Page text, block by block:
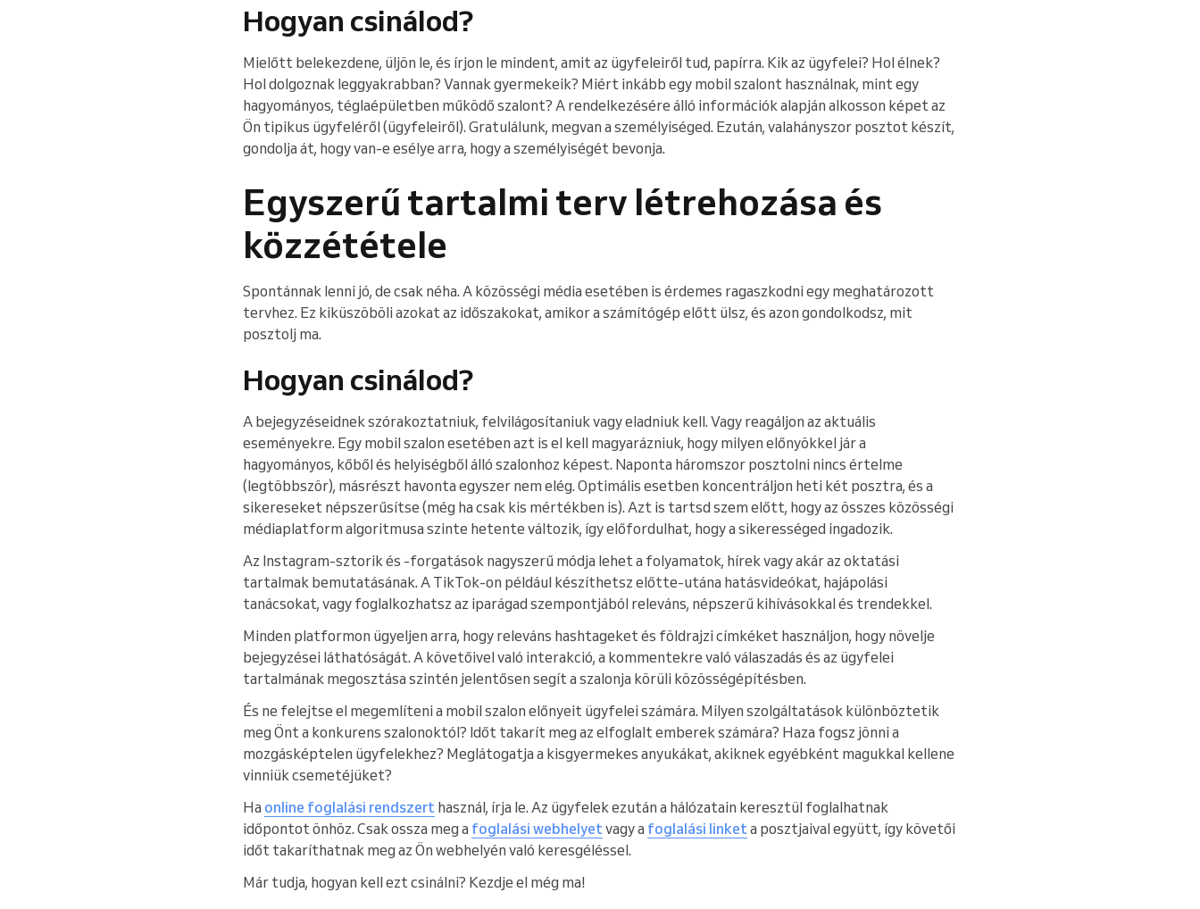
Hogyan csinálod?
Mielőtt belekezdene, üljön le, és írjon le mindent, amit az ügyfeleiről tud, papírra. Kik az ügyfelei? Hol élnek?
Hol dolgoznak leggyakrabban? Vannak gyermekeik? Miért inkább egy mobil szalont használnak, mint egy
hagyományos, téglaépületben működő szalont? A rendelkezésére álló információk alapján alkosson képet az
Ön tipikus ügyfeléről (ügyfeleiről). Gratulálunk, megvan a személyiséged. Ezután, valahányszor posztot készít,
gondolja át, hogy van-e esélye arra, hogy a személyiségét bevonja.
Egyszerű tartalmi terv létrehozása és
közzététele
Spontánnak lenni jó, de csak néha. A közösségi média esetében is érdemes ragaszkodni egy meghatározott
tervhez. Ez kiküszöböli azokat az időszakokat, amikor a számítógép előtt ülsz, és azon gondolkodsz, mit
posztolj ma.
Hogyan csinálod?
A bejegyzéseidnek szórakoztatniuk, felvilágosítaniuk vagy eladniuk kell. Vagy reagáljon az aktuális
eseményekre. Egy mobil szalon esetében azt is el kell magyarázniuk, hogy milyen előnyökkel jár a
hagyományos, kőből és helyiségből álló szalonhoz képest. Naponta háromszor posztolni nincs értelme
(legtöbbször), másrészt havonta egyszer nem elég. Optimális esetben koncentráljon heti két posztra, és a
sikereseket népszerűsítse (még ha csak kis mértékben is). Azt is tartsd szem előtt, hogy az összes közösségi
médiaplatform algoritmusa szinte hetente változik, így előfordulhat, hogy a sikerességed ingadozik.
Az Instagram-sztorik és -forgatások nagyszerű módja lehet a folyamatok, hírek vagy akár az oktatási
tartalmak bemutatásának. A TikTok-on például készíthetsz előtte-utána hatásvideókat, hajápolási
tanácsokat, vagy foglalkozhatsz az iparágad szempontjából releváns, népszerű kihívásokkal és trendekkel.
Minden platformon ügyeljen arra, hogy releváns hashtageket és földrajzi címkéket használjon, hogy növelje
bejegyzései láthatóságát. A követőivel való interakció, a kommentekre való válaszadás és az ügyfelei
tartalmának megosztása szintén jelentősen segít a szalonja körüli közösségépítésben.
És ne felejtse el megemlíteni a mobil szalon előnyeit ügyfelei számára. Milyen szolgáltatások különböztetik
meg Önt a konkurens szalonoktól? Időt takarít meg az elfoglalt emberek számára? Haza fogsz jönni a
mozgásképtelen ügyfelekhez? Meglátogatja a kisgyermekes anyukákat, akiknek egyébként magukkal kellene
vinniük csemetéjüket?
Ha online foglalási rendszert használ, írja le. Az ügyfelek ezután a hálózatain keresztül foglalhatnak
időpontot önhöz. Csak ossza meg a foglalási webhelyetvagy a foglalási linketa posztjaival együtt, így követői
időt takaríthatnak meg az Ön webhelyén való keresgéléssel.
Már tudja, hogyan kell ezt csinálni? Kezdje el még ma!